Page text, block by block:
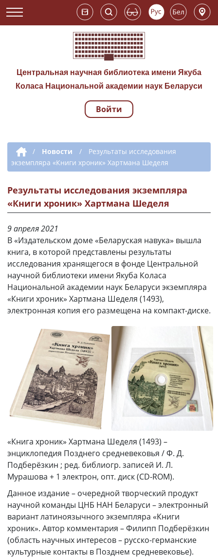
Центральная научная библиотека имени Якуба
Коласа Национальной академии наук Беларуси
Навигация по
Войти
Дополнительная навигация
/ Новости /
Результаты исследования
экземпляра «Книги хроник» Хартмана Шеделя
Результаты исследования экземпляра
«Книги хроник» Хартмана Шеделя
9 апреля 2021
В «Издательском доме «Беларуская навука» вышла
книга, в которой представлены результаты
исследования хранящегося в фонде Центральной
научной библиотеки имени Якуба Коласа
Национальной академии наук Беларуси экземпляра
«Книги хроник» Хартмана Шеделя (1493),
электронная копия его размещена на компакт-диске.
«Книга хроник» Хартмана Шеделя (1493) –
энциклопедия Позднего средневековья / Ф. Д.
Подберёзкин ; ред. библиогр. записей И. Л.
Мурашова + 1 электрон, опт. диск (CD-ROM).
Данное издание – очередной творческий продукт
научной команды ЦНБ НАН Беларуси – электронный
вариант латиноязычного экземпляра «Книги
хроник». Автор комментария – Филипп Подберёзкин
(область научных интересов – русско-германские
культурные контакты в Позднем средневековье).